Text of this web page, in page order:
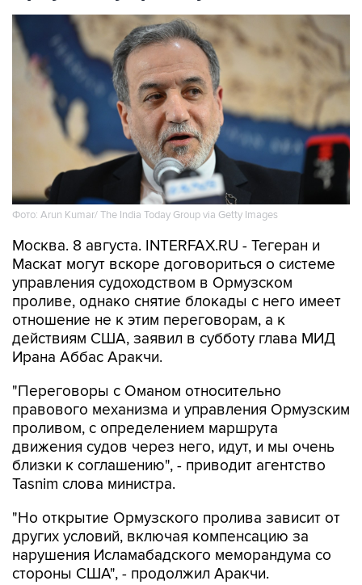
Фото: Arun Kumar/ The India Today Group via Getty Images
Москва. 8 августа. INTERFAX.RU - Тегеран и
Маскат могут вскоре договориться о системе
управления судоходством в Ормузском
проливе, однако снятие блокады с него имеет
отношение не к этим переговорам, а к
действиям США, заявил в субботу глава МИД
Ирана Аббас Аракчи.
"Переговоры с Оманом относительно
правового механизма и управления Ормузским
проливом, с определением маршрута
движения судов через него, идут, и мы очень
близки к соглашению", - приводит агентство
Tasnim слова министра.
"Но открытие Ормузского пролива зависит от
других условий, включая компенсацию за
нарушения Исламабадского меморандума со
стороны США", - продолжил Аракчи.